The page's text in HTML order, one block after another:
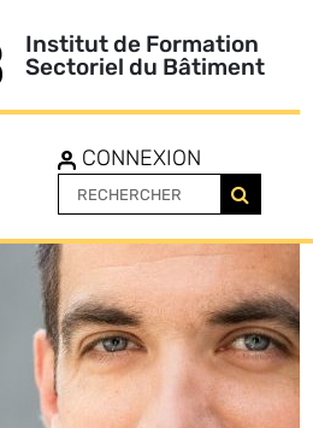
Institut de Formation
Sectoriel du Bâtiment
CONNEXION